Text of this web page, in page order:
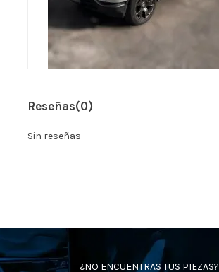
Reseñas(0)
Sin reseñas
¿NO ENCUENTRAS TUS PIEZAS?